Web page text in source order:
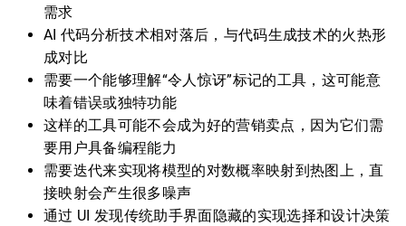
需求
AI 代码分析技术相对落后，与代码生成技术的火热形
成对比
需要一个能够理解“令人惊讶”标记的工具，这可能意
味着错误或独特功能
这样的工具可能不会成为好的营销卖点，因为它们需
要用户具备编程能力
需要迭代来实现将模型的对数概率映射到热图上，直
接映射会产生很多噪声
通过 UI 发现传统助手界面隐藏的实现选择和设计决策